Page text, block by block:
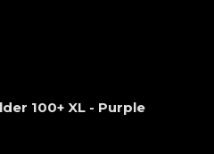
100+ XL - Purple